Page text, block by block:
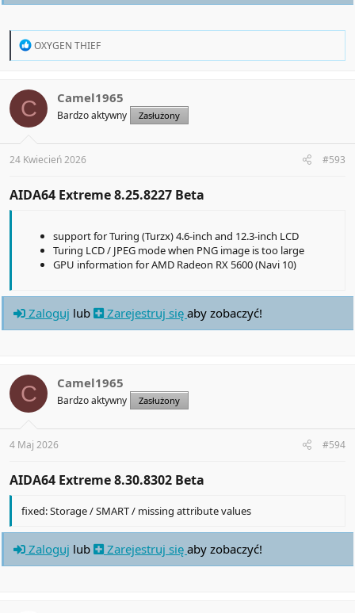
R
t
i
o
s
:
OXYGEN THIEF
C Camel1965
Bardzo aktywny Zasłużony
24 Kwiecień 2026 #593
AIDA64 Extreme 8.25.8227 Beta​
support for Turing (Turzx) 4.6-inch and 12.3-inch LCD
Turing LCD / JPEG mode when PNG image is too large
GPU information for AMD Radeon RX 5600 (Navi 10)
Zaloguj lub Zarejestruj się aby zobaczyć!
C Camel1965
Bardzo aktywny Zasłużony
4 Maj 2026 #594
AIDA64 Extreme 8.30.8302 Beta​
fixed: Storage / SMART / missing attribute values
Zaloguj lub Zarejestruj się aby zobaczyć!